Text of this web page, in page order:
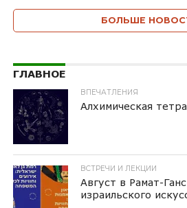
БОЛЬШЕ
ГЛАВНОЕ
ВПЕЧАТЛЕНИЯ
Алхимическая
ВСТРЕЧИ И ЛЕКЦИИ
Август в Рамат-
израильского